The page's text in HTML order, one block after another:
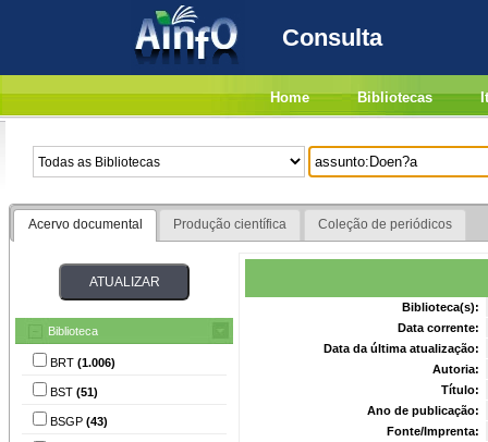
Consulta
Home Bibliotecas
Acervo documental Produção científica Coleção de periódicos
Biblioteca
BRT (1.006)
BST (51)
BSGP (43)
Biblioteca(s):
Data corrente:
Data da última atualização:
Autoria:
Título:
Ano de publicação:
Fonte/Imprenta: